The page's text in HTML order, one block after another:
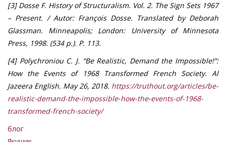
[3] Dosse F. History of Structuralism. Vol. 2. The Sign Sets 1967
– Present. / Autor: François Dosse. Translated by Deborah
Glassman. Minneapolis; London: University of Minnesota
Press, 1998. (534 p.). P. 113.
[4] Polychroniou C. J. “Be Realistic, Demand the Impossible!”:
How the Events of 1968 Transformed French Society. Al
Jazeera English. May 26, 2018. https://truthout.org/articles/be-
realistic-demand-the-impossible-how-the-events-of-1968-
transformed-french-society/
блог